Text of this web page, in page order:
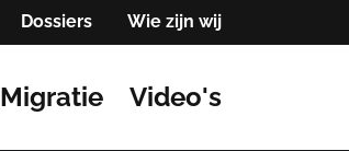
Dossiers Wie zijn wij
Migratie Video's